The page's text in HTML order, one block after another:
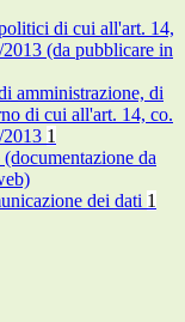
di cui all'art. 14,
(da pubblicare in
amministrazione, di
di cui all'art. 14, co.
2013 1
da
dei dati 1